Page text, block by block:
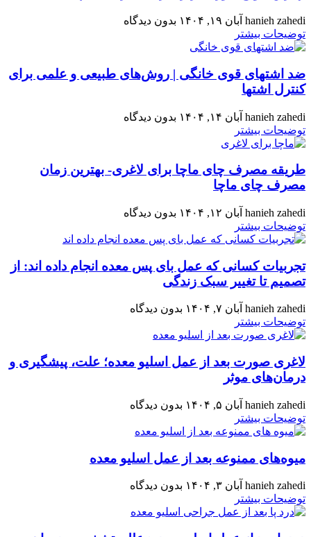
hanieh zahedi آبان ۱۹, ۱۴۰۴
بدون دیدگاه
توضیحات بیشتر
ضد اشتهای قوی خانگی | روش‌های طبیعی و علمی برای
کنترل اشتها
hanieh zahedi آبان ۱۴, ۱۴۰۴
بدون دیدگاه
توضیحات بیشتر
طریقه مصرف چای ماچا برای لاغری- بهترین زمان
مصرف چای ماچا
hanieh zahedi آبان ۱۲, ۱۴۰۴
بدون دیدگاه
توضیحات بیشتر
تجربیات کسانی که عمل بای پس معده انجام داده اند: از
تصمیم تا تغییر سبک زندگی
hanieh zahedi آبان ۷, ۱۴۰۴
بدون دیدگاه
توضیحات بیشتر
لاغری صورت بعد از عمل اسلیو معده؛ علت، پیشگیری و
درمان‌های موثر
hanieh zahedi آبان ۵, ۱۴۰۴
بدون دیدگاه
توضیحات بیشتر
میوه‌های ممنوعه بعد از عمل اسلیو معده
hanieh zahedi آبان ۳, ۱۴۰۴
بدون دیدگاه
توضیحات بیشتر